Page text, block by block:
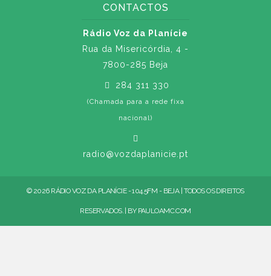
CONTACTOS
Rádio Voz da Planície
Rua da Misericórdia, 4 -
7800-285 Beja
284 311 330
(Chamada para a rede fixa
nacional)
radio@vozdaplanicie.pt
© 2026 RÁDIO VOZ DA PLANÍCIE - 104.5FM - BEJA | TODOS OS DIREITOS
RESERVADOS. | BY PAULOAMC.COM